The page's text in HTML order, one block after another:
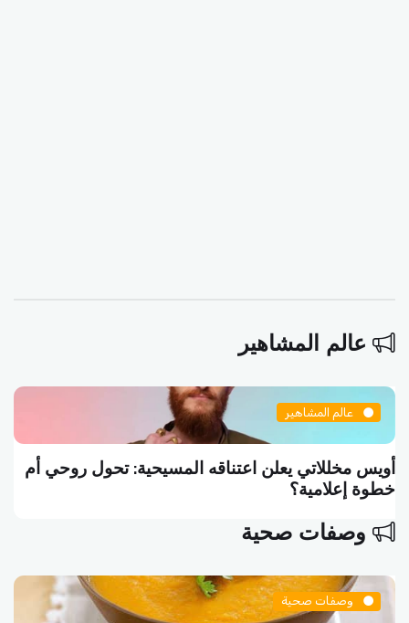
عالم المشاهير
تحول روحي أم
عالم المشاهير
سلاف فواخرجي تكتب منشوراً
وصفات صحية
وصفات صحية